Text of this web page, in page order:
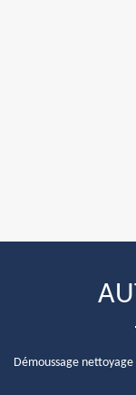
Démoussage